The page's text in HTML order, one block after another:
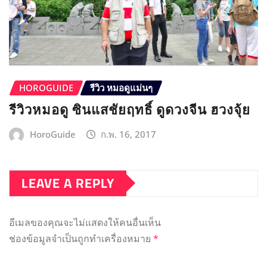
HOROGUIDE รีวิว หมอดูแม่นๆ
รีวิวหมอดู ซินแสชัยฤทธิ์ ดูดวงจีน ฮวงจุ้ย
HoroGuide ก.พ. 16, 2017
LEAVE A REPLY
อีเมลของคุณจะไม่แสดงให้คนอื่นเห็น
ช่องข้อมูลจำเป็นถูกทำเครื่องหมาย *